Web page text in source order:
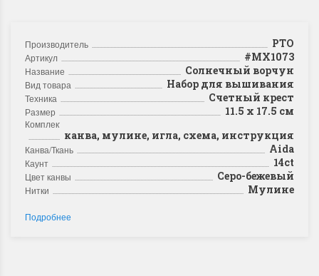
Производитель РТО
Артикул #MX1073
Название Солнечный ворчун
Вид товара Набор для вышивания
Техника Счетный крест
Размер 11.5 х 17.5 см
Комплектация
канва, мулине, игла, схема, инструкция
Канва/Ткань Aida
Каунт 14ct
Цвет канвы Серо-бежевый
Нитки Мулине
Подробнее